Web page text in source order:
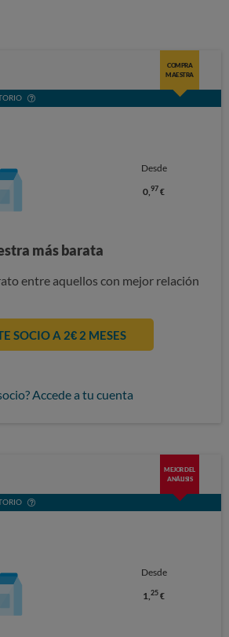
COMPRA
MAESTRA
Desde
0,97 €
más barata
entre aquellos con mejor relación
SOCIO A 2€ 2 MESES
Accede a tu cuenta
MEJOR DEL
ANÁLISIS
Desde
1,25 €